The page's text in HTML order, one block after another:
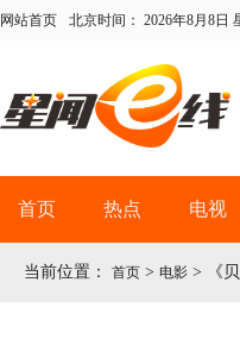
网站首页 北京时间： 2026年8月8日
首页 热点 电视
当前位置： 首页 > 电影 > 《